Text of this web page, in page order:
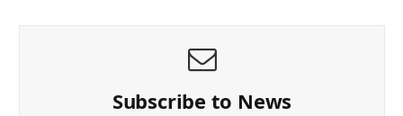
Subscribe to News